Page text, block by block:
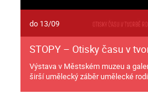
do 13/09
STOPY – Otisky času v
Výstava v Městském muzeu a
širší umělecký záběr umělecké